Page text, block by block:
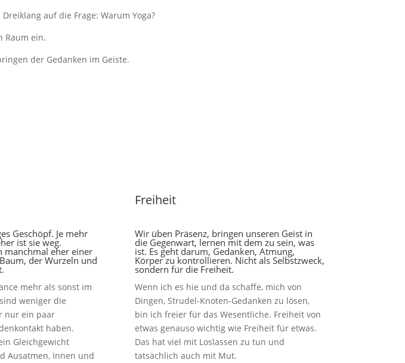
auf die Frage: Warum Yoga?
Raum ein.
der Gedanken im Geiste.
Geschöpf. Je mehr
ist sie weg.
manchmal eher einer
der Wurzeln und
mehr als sonst im
weniger die
nur ein paar
haben.
Gleichgewicht
Ausatmen, Innen und
Freiheit
Wir üben Präsenz, bringen unseren Geist in
die Gegenwart, lernen mit dem zu sein, was
ist. Es geht darum, Gedanken, Atmung,
Körper zu kontrollieren. Nicht als Selbstzweck,
sondern für die Freiheit.
Wenn ich es hie und da schaffe, mich von
Dingen, Strudel-Knoten-Gedanken zu lösen,
bin ich freier für das Wesentliche. Freiheit von
etwas genauso wichtig wie Freiheit für etwas.
Das hat viel mit Loslassen zu tun und
tatsächlich auch mit Mut.